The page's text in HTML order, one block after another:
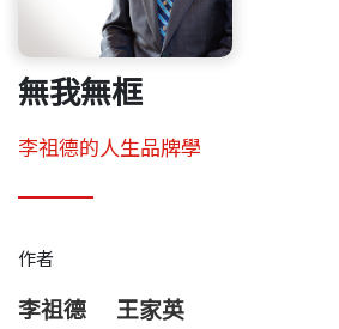
無我無框
李祖德的人生品牌學
作者
李祖德 王家英